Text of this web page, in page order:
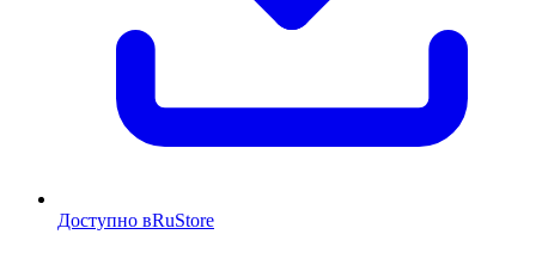
Доступно вRuStore